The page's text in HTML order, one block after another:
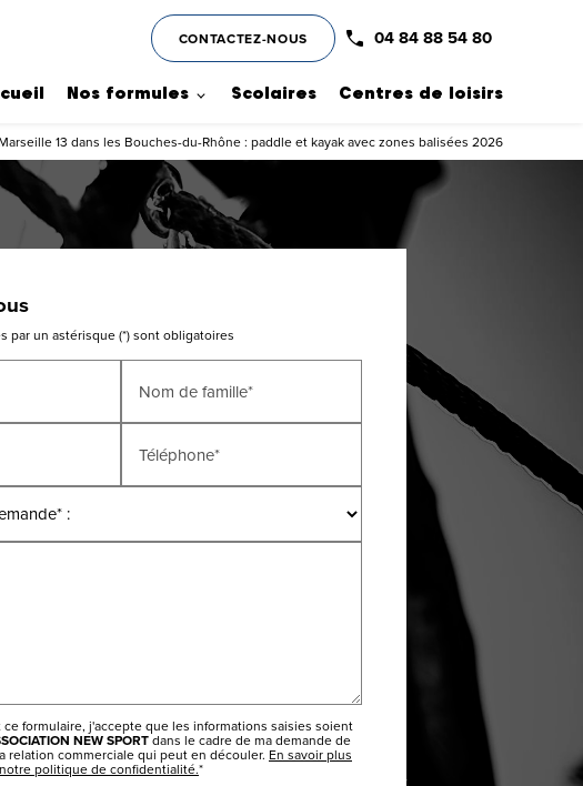
CONTACTEZ-NOUS 04 84 88 54 80
Nos formules Scolaires Centres de loisirs
13 dans les Bouches-du-Rhône : paddle et kayak avec zones balisées 2026
par un astérisque (*) sont obligatoires
Nom de famille*
Téléphone*
ce formulaire, j'accepte que les informations saisies soient
NEW SPORTdans le cadre de ma demande de
relation commerciale qui peut en découler. En savoir plus
politique de confidentialité.*